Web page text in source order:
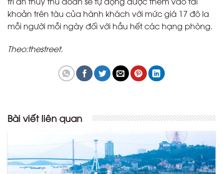
khoản trên tàu của hành khách với mức giá 17 đô la
mỗi người mỗi ngày đối với hầu hết các hạng phòng.
Theo:thestreet.
Bài viết liên quan